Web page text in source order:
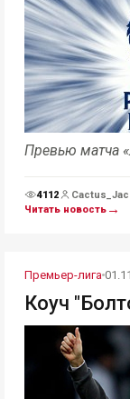
Превью матча
Просмотры
4112
Читать новость →
Премьер-лига
Коуч